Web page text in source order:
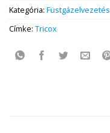
Kategória: Füstgázelvezetés
Címke: Tricox